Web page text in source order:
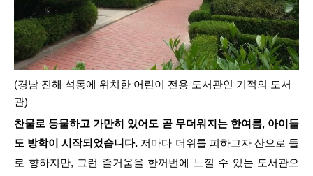
(경남 진해 석동에 위치한 어린이 전용 도서관인 기적의 도서
관)
찬물로 등물하고 가만히 있어도 곧 무더워지는 한여름, 아이들
도 방학이 시작되었습니다. 저마다 더위를 피하고자 산으로 들
로 향하지만, 그런 즐거움을 한꺼번에 느낄 수 있는 도서관으